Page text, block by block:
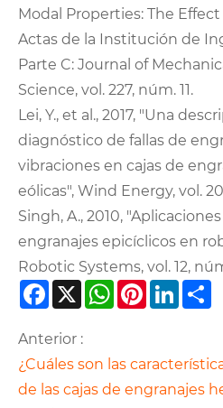
Modal Properties: The
Actas de la Institución de
Parte C: Journal of
Science, vol. 227, núm. 11.
Lei, Y., et al., 2017, "Una
diagnóstico de fallas de
vibraciones en cajas de
eólicas", Wind Energy, vol.
Singh, A., 2010,
engranajes epicíclicos en
Robotic Systems, vol. 12,
Facebook
X WhatsApp
Pinterest
Anterior :
¿Cuáles son las
de las cajas de engranajes